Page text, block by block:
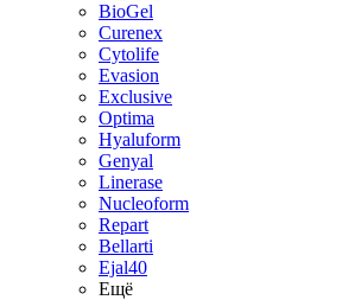
BioGel
Curenex
Cytolife
Evasion
Exclusive
Optima
Hyaluform
Genyal
Linerase
Nucleoform
Repart
Bellarti
Ejal40
Ещё